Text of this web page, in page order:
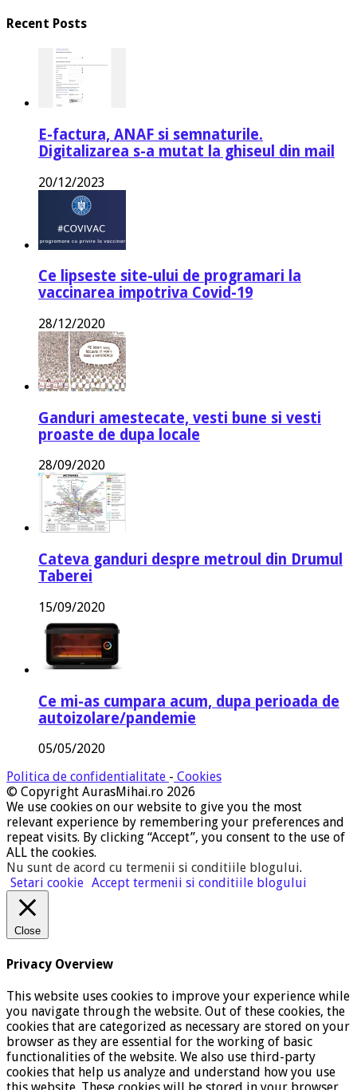
Recent Posts
E-factura, ANAF si semnaturile.
Digitalizarea s-a mutat la ghiseul din mail
20/12/2023
Ce lipseste site-ului de programari la
vaccinarea impotriva Covid-19
28/12/2020
Ganduri amestecate, vesti bune si vesti
proaste de dupa locale
28/09/2020
Cateva ganduri despre metroul din Drumul
Taberei
15/09/2020
Ce mi-as cumpara acum, dupa perioada de
autoizolare/pandemie
05/05/2020
Politica de confidentialitate - Cookies
© Copyright AurasMihai.ro 2026
We use cookies on our website to give you the most
relevant experience by remembering your preferences and
repeat visits. By clicking “Accept”, you consent to the use of
ALL the cookies.
Nu sunt de acord cu termenii si conditiile blogului.
Setari cookie Accept termenii si conditiile blogului
Close
Privacy Overview
This website uses cookies to improve your experience while
you navigate through the website. Out of these cookies, the
cookies that are categorized as necessary are stored on your
browser as they are essential for the working of basic
functionalities of the website. We also use third-party
cookies that help us analyze and understand how you use